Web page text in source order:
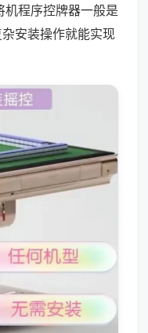
程序控牌器一般是
安装操作就能实现